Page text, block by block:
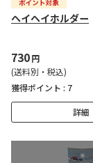
ヘイヘイホルダー
730円
(送料別・税込)
獲得ポイント : 7
詳細